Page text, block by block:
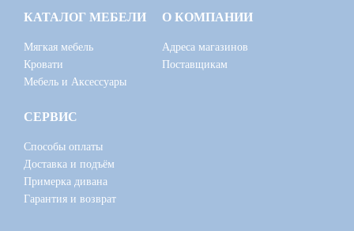
КАТАЛОГ МЕБЕЛИ
Мягкая мебель
Кровати
Мебель и Аксессуары
О КОМПАНИИ
Адреса магазинов
Поставщикам
СЕРВИС
Способы оплаты
Доставка и подъём
Примерка дивана
Гарантия и возврат